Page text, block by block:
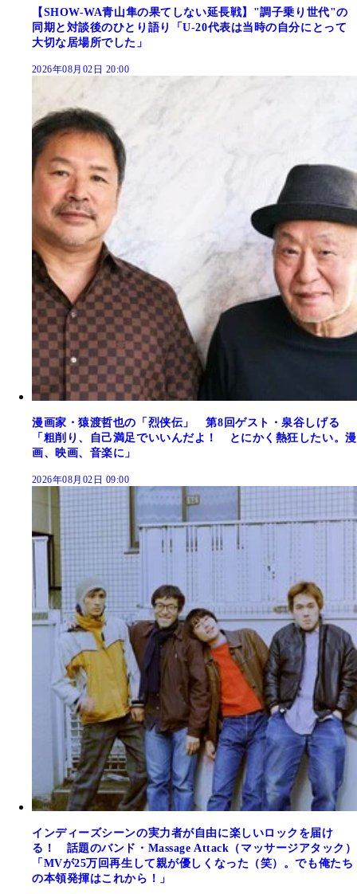
【SHOW-WA青山隼の果てしない延長戦】"調子乗り世代"の
同期と対談後のひとり語り「U-20代表は当時の自分にとって
大切な居場所でした」
2026年08月02日 20:00
漫画家・猿渡哲也の「烈侠伝」 第8回ゲスト・泉谷しげる
「粗削り、自己満足でいいんだよ！ とにかく熱狂したい。漫
画、映画、音楽に」
2026年08月02日 09:00
インディーズシーンの実力者が自由に楽しいロックを届け
る！ 話題のバンド・Massage Attack（マッサージアタック）
「MVが25万回再生して親が優しくなった（笑）。でも俺たち
の本領発揮はこれから！」